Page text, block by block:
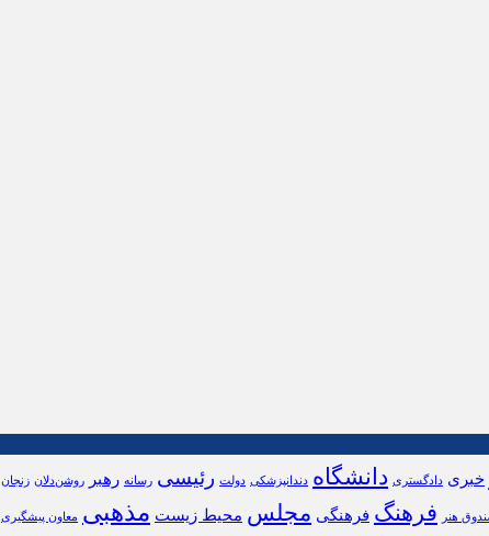
خبری دادگستری دانشگاه دندانپزشکی دولت رئیسی رسانه رهبر روشن‌دلان زنجان
هنر فرهنگ فرهنگی مجلس محیط زیست مذهبی معاون پیشگیری